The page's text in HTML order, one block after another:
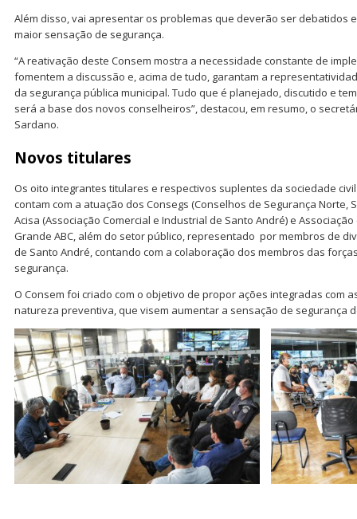
Além disso, vai apresentar os problemas que deverão ser debatidos
maior sensação de segurança.
“A reativação deste Consem mostra a necessidade constante de
fomentem a discussão e, acima de tudo, garantam a
da segurança pública municipal. Tudo que é planejado, discutido e
será a base dos novos conselheiros”, destacou, em resumo, o
Sardano.
Novos titulares
Os oito integrantes titulares e respectivos suplentes da sociedade
contam com a atuação dos Consegs (Conselhos de Segurança Norte,
Acisa (Associação Comercial e Industrial de Santo André) e
Grande ABC, além do setor público, representado por membros de
de Santo André, contando com a colaboração dos membros das
segurança.
O Consem foi criado com o objetivo de propor ações integradas com
natureza preventiva, que visem aumentar a sensação de segurança